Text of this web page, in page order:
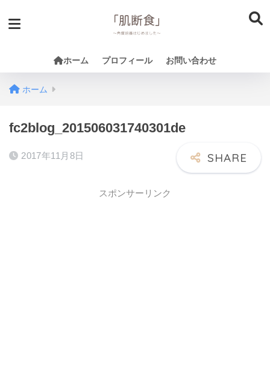
ホーム プロフィール お問い合わせ
ホーム
fc2blog_201506031740301de
2017年11月8日
スポンサーリンク